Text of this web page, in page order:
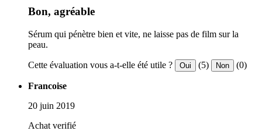
Bon, agréable
Sérum qui pénètre bien et vite, ne laisse pas de film sur la
peau.
Cette évaluation vous a-t-elle été utile ? Oui (5) Non (0)
Francoise
20 juin 2019
Achat verifié